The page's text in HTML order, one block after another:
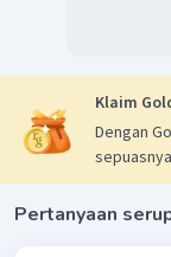
Klaim
Dengan
Pertanyaan